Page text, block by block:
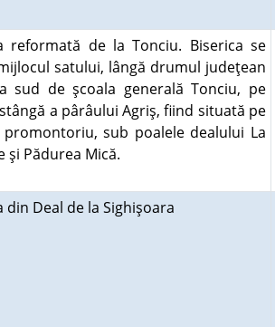
reformată de la Tonciu. Biserica se
satului, lângă drumul judeţean
sud de şcoala generală Tonciu, pe
a pârâului Agriş, fiind situată pe
sub poalele dealului La
şi Pădurea Mică.
din Deal de la Sighişoara